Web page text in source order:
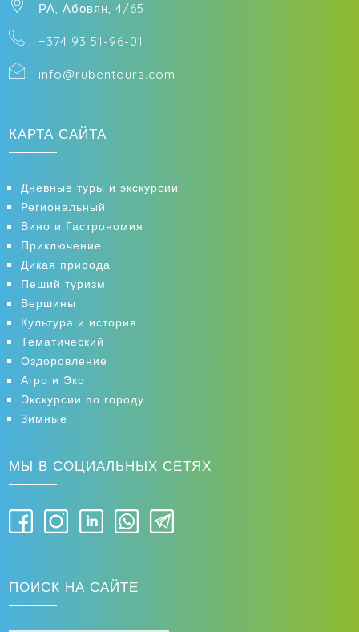
Взрослые
Дети
ОТПРАВИТЬ
РА, Абовян, 4/65
+374 93 51-96-01
info@rubentours.com
КАРТА САЙТА
Дневные туры и экскурсии
Региональный
Вино и Гастрономия
Приключение
Дикая природа
Пеший туризм
Вершины
Культура и история
Тематический
Оздоровление
Агро и Эко
Экскурсии по городу
Зимные
МЫ В СОЦИАЛЬНЫХ СЕТЯХ
ПОИСК НА САЙТЕ